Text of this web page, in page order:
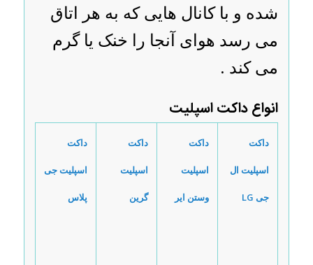
شده و با کانال هایی که به هر اتاق
می رسد هوای آنجا را خنک یا گرم
می کند .
انواع داکت اسپلیت
داکت
اسپلیت ال
جی LG
داکت
اسپلیت
وستن ایر
داکت
اسپلیت
گرین
داکت
اسپلیت جی
پلاس